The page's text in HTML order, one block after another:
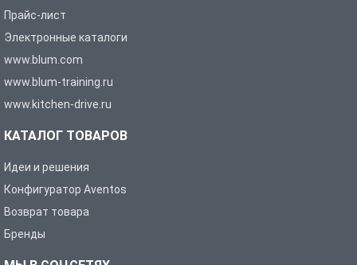
Прайс-лист
Электронные каталоги
www.blum.com
www.blum-training.ru
www.kitchen-drive.ru
КАТАЛОГ ТОВАРОВ
Идеи и решения
Конфигуратор Aventos
Возврат товара
Бренды